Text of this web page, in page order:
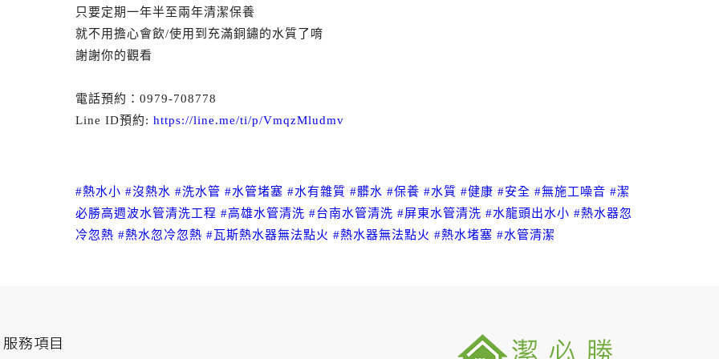
只要定期一年半至兩年清潔保養
就不用擔心會飲/使用到充滿銅鏽的水質了唷
謝謝你的觀看
電話預約：0979-708778
Line ID預約: https://line.me/ti/p/VmqzMludmv
#熱水小 #沒熱水 #洗水管 #水管堵塞 #水有雜質 #髒水 #保養 #水質 #健康 #安全 #無施工噪音 #潔
必勝高週波水管清洗工程 #高雄水管清洗 #台南水管清洗 #屏東水管清洗 #水龍頭出水小 #熱水器忽
冷忽熱 #熱水忽冷忽熱 #瓦斯熱水器無法點火 #熱水器無法點火 #熱水堵塞 #水管清潔
服務項目